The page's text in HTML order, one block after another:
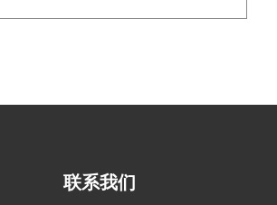
联系我们